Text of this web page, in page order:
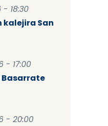
- 18:30
kalejira San
- 17:00
Basarrate
- 20:00